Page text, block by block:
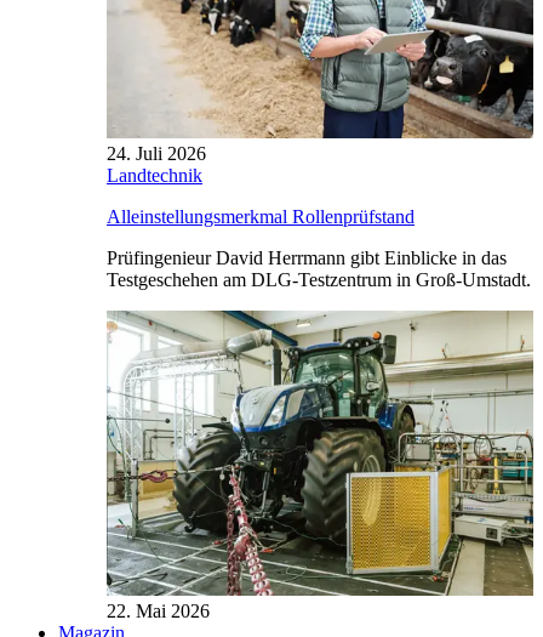
24. Juli 2026
Landtechnik
Alleinstellungsmerkmal Rollenprüfstand
Prüfingenieur David Herrmann gibt Einblicke in das
Testgeschehen am DLG-Testzentrum in Groß-Umstadt.
22. Mai 2026
Magazin